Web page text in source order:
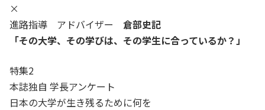
×
進路指導 アドバイザー 倉部史記
「その大学、その学びは、その学生に合っているか？」
特集2
本誌独自 学長アンケート
日本の大学が生き残るために何を